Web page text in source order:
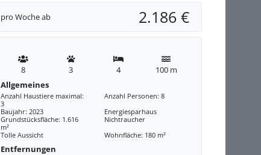
pro Woche ab 2.186 €
8 3 4
100 m
Allgemeines
Anzahl Haustiere maximal:
3
Anzahl Personen: 8
Baujahr: 2023
Energiesparhaus
Grundstücksfläche: 1.616
m²
Nichtraucher
Tolle Aussicht
Wohnfläche: 180 m²
Entfernungen